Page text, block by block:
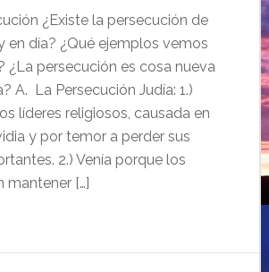
¿Existe la persecución de
en día? ¿Qué ejemplos vemos
¿La persecución es cosa nueva
A. La Persecución Judía: 1.)
líderes religiosos, causada en
y por temor a perder sus
2.) Venía porque los
mantener […]